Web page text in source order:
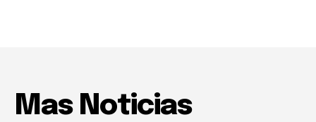
Mas Noticias